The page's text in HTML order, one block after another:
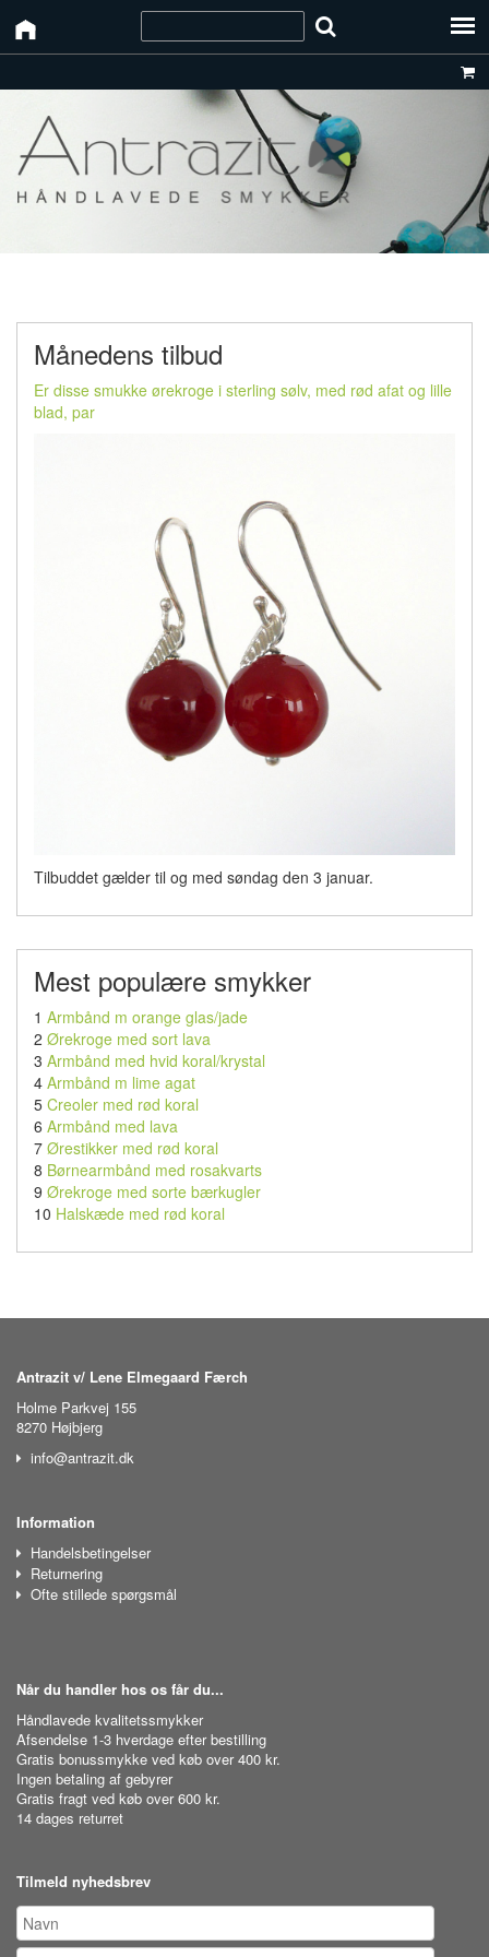
Månedens tilbud
Er disse smukke ørekroge i sterling sølv, med rød afat og lille
blad, par
Tilbuddet gælder til og med søndag den 3 januar.
Mest populære smykker
1 Armbånd m orange glas/jade
2 Ørekroge med sort lava
3 Armbånd med hvid koral/krystal
4 Armbånd m lime agat
5 Creoler med rød koral
6 Armbånd med lava
7 Ørestikker med rød koral
8 Børnearmbånd med rosakvarts
9 Ørekroge med sorte bærkugler
10 Halskæde med rød koral
Antrazit v/ Lene Elmegaard Færch
Holme Parkvej 155
8270 Højbjerg
info@antrazit.dk
Information
Handelsbetingelser
Returnering
Ofte stillede spørgsmål
Når du handler hos os får du...
Håndlavede kvalitetssmykker
Afsendelse 1-3 hverdage efter bestilling
Gratis bonussmykke ved køb over 400 kr.
Ingen betaling af gebyrer
Gratis fragt ved køb over 600 kr.
14 dages returret
Tilmeld nyhedsbrev